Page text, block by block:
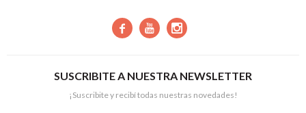
  
SUSCRIBITE A NUESTRA NEWSLETTER
¡Suscribite y recibí todas nuestras novedades!